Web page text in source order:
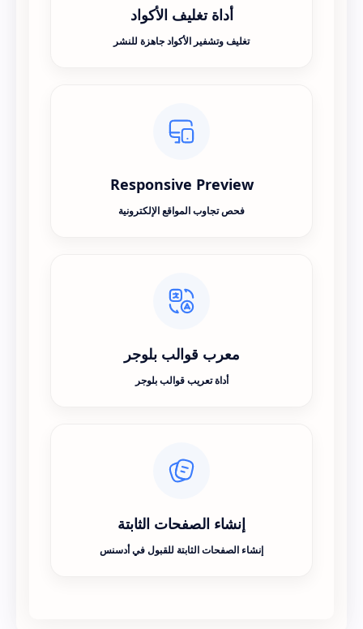
أداة تغليف الأكواد
تغليف وتشفير الأكواد جاهزة للنشر
Responsive Preview
فحص تجاوب المواقع الإلكترونية
معرب قوالب بلوجر
أداة تعريب قوالب بلوجر
إنشاء الصفحات الثابتة
إنشاء الصفحات الثابتة للقبول في أدسنس